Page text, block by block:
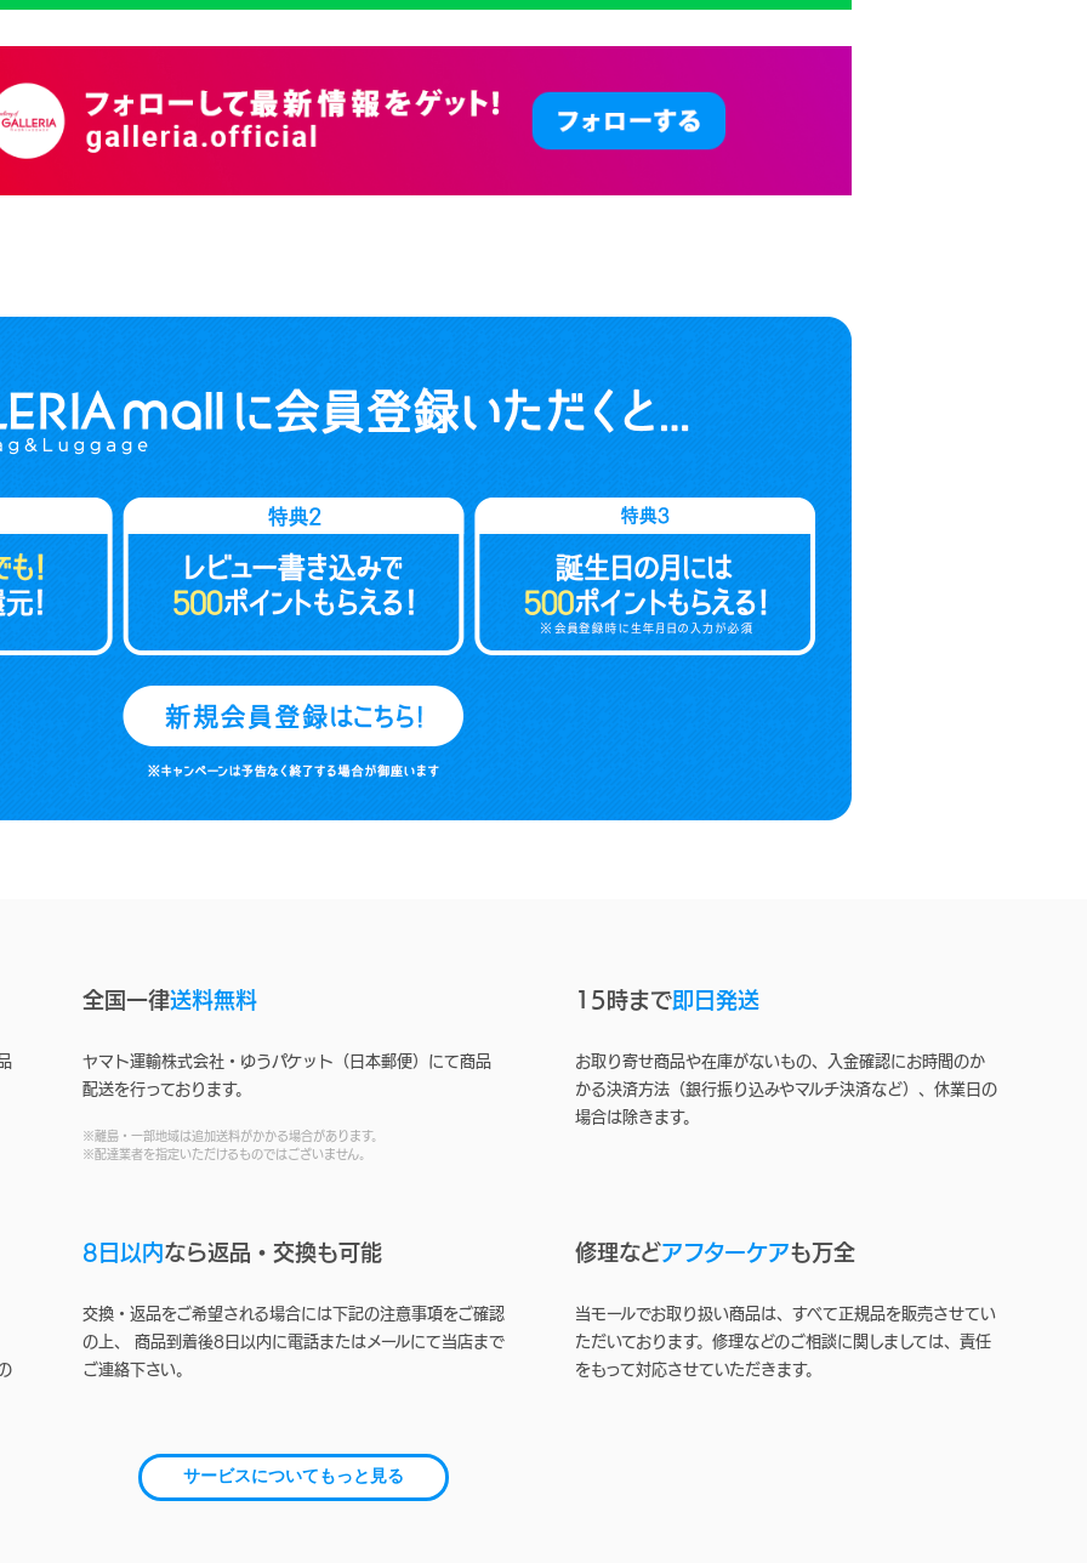
全国一律送料無料
ヤマト運輸株式会社・ゆうパケット（日本郵便）にて商品
配送を行っております。
※離島・一部地域は追加送料がかかる場合があります。
※配達業者を指定いただけるものではございません。
15時まで即日発送
お取り寄せ商品や在庫がないもの、入金確認にお時間のか
かる決済方法（銀行振り込みやマルチ決済など）、休業日の
場合は除きます。
8日以内なら返品・交換も可能
交換・返品をご希望される場合には下記の注意事項をご確認
の上、 商品到着後8日以内に電話またはメールにて当店まで
ご連絡下さい。
修理などアフターケアも万全
当モールでお取り扱い商品は、すべて正規品を販売させてい
ただいております。修理などのご相談に関しましては、責任
をもって対応させていただきます。
サービスについてもっと見る